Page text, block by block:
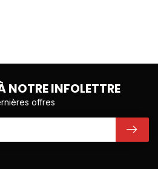
INFOLETTRE
offres